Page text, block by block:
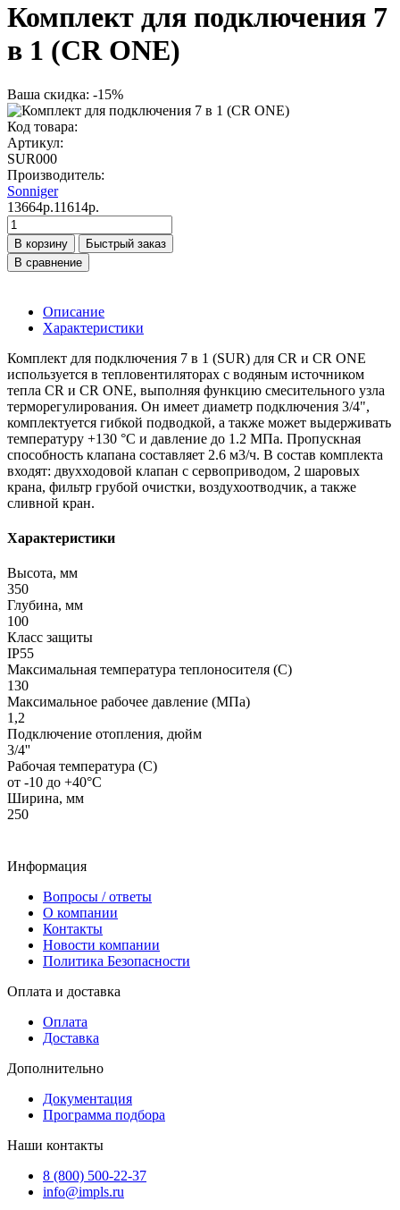
Комплект для подключения 7
в 1 (CR ONE)
Ваша скидка: -15%
Код товара:
Артикул:
SUR000
Производитель:
Sonniger
13664р.11614р.
В корзину
Быстрый заказ
В сравнение
Описание
Характеристики
Комплект для подключения 7 в 1 (SUR) для CR и CR ONE
используется в тепловентиляторах с водяным источником
тепла CR и CR ONE, выполняя функцию смесительного узла
терморегулирования. Он имеет диаметр подключения 3/4",
комплектуется гибкой подводкой, а также может выдерживать
температуру +130 °C и давление до 1.2 МПа. Пропускная
способность клапана составляет 2.6 м3/ч. В состав комплекта
входят: двухходовой клапан с сервоприводом, 2 шаровых
крана, фильтр грубой очистки, воздухоотводчик, а также
сливной кран.
Характеристики
Высота, мм
350
Глубина, мм
100
Класс защиты
IP55
Максимальная температура теплоносителя (С)
130
Максимальное рабочее давление (МПа)
1,2
Подключение отопления, дюйм
3/4''
Рабочая температура (С)
от -10 до +40°С
Ширина, мм
250
Информация
Вопросы / ответы
О компании
Контакты
Новости компании
Политика Безопасности
Оплата и доставка
Оплата
Доставка
Дополнительно
Документация
Программа подбора
Наши контакты
8 (800) 500-22-37
info@impls.ru